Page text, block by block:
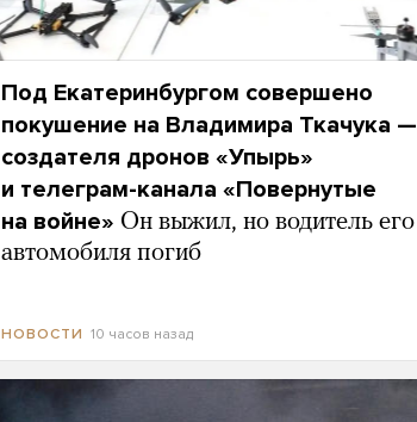
Под Екатеринбургом совершено
покушение на Владимира Ткачука —
создателя дронов «Упырь»
и телеграм-канала «Повернутые
на войне» Он выжил, но водитель его
автомобиля погиб
НОВОСТИ 10 часов назад